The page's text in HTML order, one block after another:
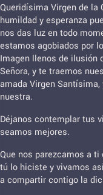
Queridísima Virgen de la
humildad y esperanza
nos das luz en todo
estamos agobiados por
Imagen llenos de ilusión
Señora, y te traemos
amada Virgen
nuestra.
Déjanos contemplar tus
seamos mejores.
Que nos parezcamos a
tú lo hiciste y vivamos
a compartir contigo la